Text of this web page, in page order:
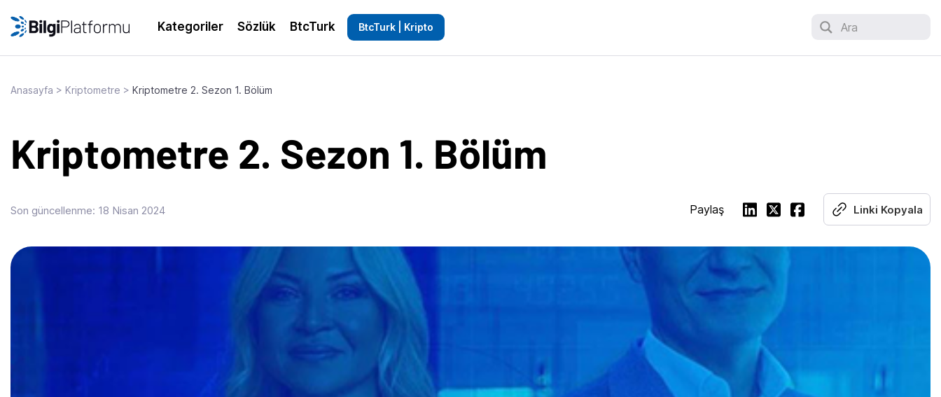
content
Kategoriler Sözlük BtcTurk BtcTurk | Kripto Ara
Anasayfa > Kriptometre > Kriptometre 2. Sezon 1. Bölüm
Kriptometre 2. Sezon 1. Bölüm
Son güncellenme: 18 Nisan 2024 Paylaş Linki Kopyala